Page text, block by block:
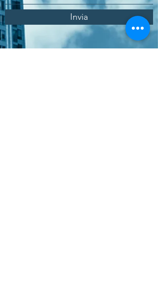
Invia